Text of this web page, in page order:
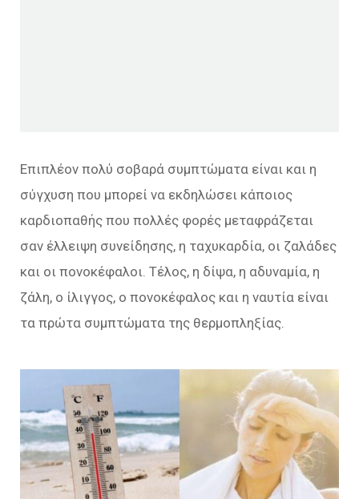
Επιπλέον πολύ σοβαρά συμπτώματα είναι και η
σύγχυση που μπορεί να εκδηλώσει κάποιος
καρδιοπαθής που πολλές φορές μεταφράζεται
σαν έλλειψη συνείδησης, η ταχυκαρδία, οι ζαλάδες
και οι πονοκέφαλοι. Τέλος, η δίψα, η αδυναμία, η
ζάλη, ο ίλιγγος, ο πονοκέφαλος και η ναυτία είναι
τα πρώτα συμπτώματα της θερμοπληξίας.